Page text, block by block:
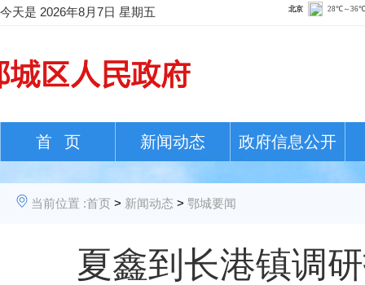
今天是 2026年8月7日 星期五
首 页 新闻动态 政府信息公开
当前位置 :首页 > 新闻动态 > 鄂城要闻
夏鑫到长港镇调